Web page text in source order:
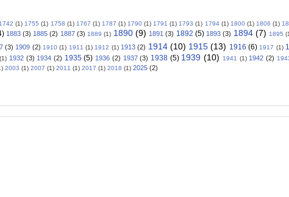
1742 (1) 1755 (1) 1758 (1) 1767 (1) 1787 (1) 1790 (1) 1791 (1) 1793 (1) 1794 (1) 1800 (1) 1806 (1)
1883 (3) 1885 (2) 1887 (3) 1889 (1) 1890 (9) 1891 (3) 1892 (5) 1893 (3) 1894 (7) 1895
(3) 1909 (2) 1910 (1) 1911 (1) 1912 (1) 1913 (2) 1914 (10) 1915 (13) 1916 (6) 1917 (1)
(1) 1932 (3) 1934 (2) 1935 (5) 1936 (2) 1937 (3) 1938 (5) 1939 (10) 1941 (1) 1942 (2)
2003 (1) 2007 (1) 2011 (1) 2017 (1) 2018 (1) 2025 (2)